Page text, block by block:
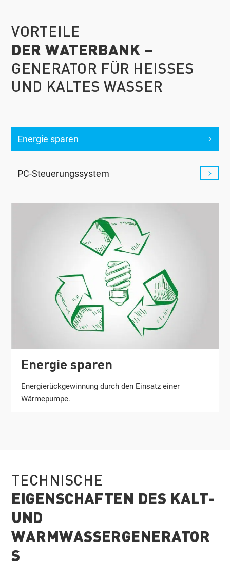
VORTEILE
DER WATERBANK –
GENERATOR FÜR HEISSES U
ND KALTES WASSER
Energie sparen
PC-Steuerungssystem
Energie sparen
Energierückgewinnung durch den Einsatz einer
Wärmepumpe.
TECHNISCHE
EIGENSCHAFTEN DES KALT-
UND
WARMWASSERGENERATOR
S